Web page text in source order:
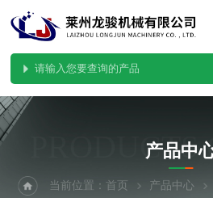
产品中
当前位置：首页 产品中心